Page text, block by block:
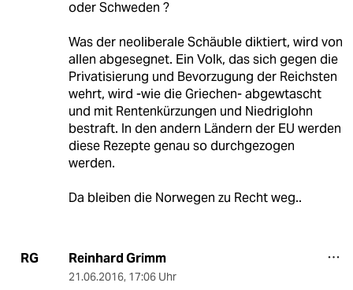
oder Schweden ?
Was der neoliberale Schäuble diktiert, wird von
allen abgesegnet. Ein Volk, das sich gegen die
Privatisierung und Bevorzugung der Reichsten
wehrt, wird -wie die Griechen- abgewtascht
und mit Rentenkürzungen und Niedriglohn
bestraft. In den andern Ländern der EU werden
diese Rezepte genau so durchgezogen
werden.
Da bleiben die Norwegen zu Recht weg..
RG Reinhard Grimm
21.06.2016, 17:06 Uhr